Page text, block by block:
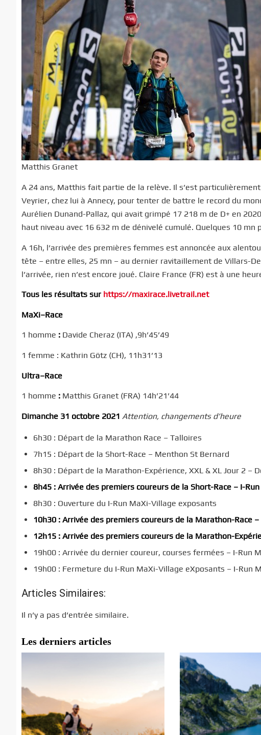
Matthis Granet
A 24 ans, Matthis fait partie de la relève. Il s’est
Veyrier, chez lui à Annecy, pour tenter de battre le record du
Aurélien Dunand-Pallaz, qui avait grimpé 17 218 m de D+ en
haut niveau avec 16 632 m de dénivelé cumulé. Quelques 10
A 16h, l’arrivée des premières femmes est annoncée aux
tête – entre elles, 25 mn – au dernier ravitaillement de Villars-
l’arrivée, rien n’est encore joué. Claire France (FR) est à une
Tous les résultats sur https://maxirace.livetrail.net
MaXi–Race
1 homme : Davide Cheraz (ITA) ,9h’45’49
1 femme : Kathrin Götz (CH), 11h31’13
Ultra–Race
1 homme : Matthis Granet (FRA) 14h’21’44
Dimanche 31 octobre 2021 Attention, changementsd’heure
6h30 : Départ de la Marathon Race – Talloires
7h15 : Départ de la Short-Race – Menthon St Bernard
8h30 : Départ de la Marathon-Expérience, XXL & XL Jour 2 –
8h45 : Arrivée des premiers coureurs de la Short-Race – I-Run
8h30 : Ouverture du I-Run MaXi-Village exposants
10h30 : Arrivée des premiers coureurs de la Marathon-Race –
12h15 : Arrivée des premiers coureurs de la Marathon-
19h00 : Arrivée du dernier coureur, courses fermées – I-Run
19h00 : Fermeture du I-Run MaXi-Village eXposants – I-Run
Articles Similaires:
Il n’y a pas d’entrée similaire.
Les derniers articles